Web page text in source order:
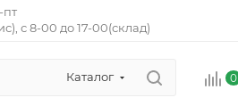
с 8-00 до 17-00(склад)
Каталог 0